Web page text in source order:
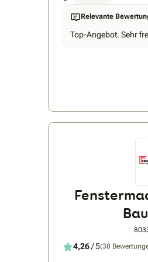
Relevante
Top-Angebot. Sehr
4,26/ 5(38